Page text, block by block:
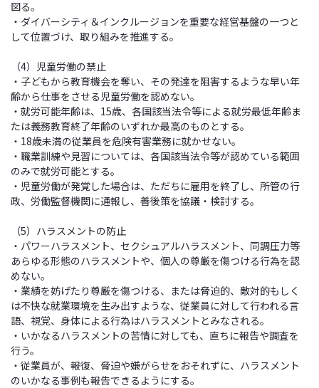
図る。
・ダイバーシティ＆インクルージョンを重要な経営基盤の一つと
して位置づけ、取り組みを推進する。
（4）児童労働の禁止
・子どもから教育機会を奪い、その発達を阻害するような早い年
齢から仕事をさせる児童労働を認めない。
・就労可能年齢は、15歳、各国該当法令等による就労最低年齢ま
たは義務教育終了年齢のいずれか最高のものとする。
・18歳未満の従業員を危険有害業務に就かせない。
・職業訓練や見習については、各国該当法令等が認めている範囲
のみで就労可能とする。
・児童労働が発覚した場合は、ただちに雇用を終了し、所管の行
政、労働監督機関に通報し、善後策を協議・検討する。
（5）ハラスメントの防止
・パワーハラスメント、セクシュアルハラスメント、同調圧力等
あらゆる形態のハラスメントや、個人の尊厳を傷つける行為を認
めない。
・業績を妨げたり尊厳を傷つける、または脅迫的、敵対的もしく
は不快な就業環境を生み出すような、従業員に対して行われる言
語、視覚、身体による行為はハラスメントとみなされる。
・いかなるハラスメントの苦情に対しても、直ちに報告や調査を
行う。
・従業員が、報復、脅迫や嫌がらせをおそれずに、ハラスメント
のいかなる事例も報告できるようにする。